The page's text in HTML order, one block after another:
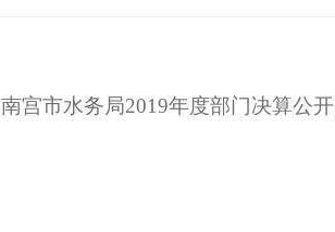
南宫市水务局2019年度部门决算公